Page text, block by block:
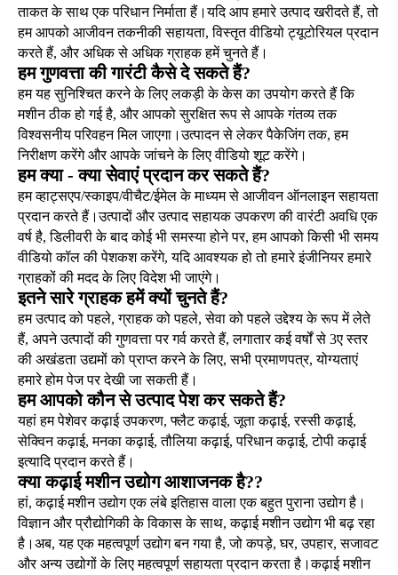
ताकत के साथ एक परिधान निर्माता हैं।यदि आप हमारे उत्पाद खरीदते हैं, तो
हम आपको आजीवन तकनीकी सहायता, विस्तृत वीडियो ट्यूटोरियल प्रदान
करते हैं, और अधिक से अधिक ग्राहक हमें चुनते हैं।
हम गुणवत्ता की गारंटी कैसे दे सकते हैं?
हम यह सुनिश्चित करने के लिए लकड़ी के केस का उपयोग करते हैं कि
मशीन ठीक हो गई है, और आपको सुरक्षित रूप से आपके गंतव्य तक
विश्वसनीय परिवहन मिल जाएगा।उत्पादन से लेकर पैकेजिंग तक, हम
निरीक्षण करेंगे और आपके जांचने के लिए वीडियो शूट करेंगे।
हम क्या - क्या सेवाएं प्रदान कर सकते हैं?
हम व्हाट्सएप/स्काइप/वीचैट/ईमेल के माध्यम से आजीवन ऑनलाइन सहायता
प्रदान करते हैं।उत्पादों और उत्पाद सहायक उपकरण की वारंटी अवधि एक
वर्ष है, डिलीवरी के बाद कोई भी समस्या होने पर, हम आपको किसी भी समय
वीडियो कॉल की पेशकश करेंगे, यदि आवश्यक हो तो हमारे इंजीनियर हमारे
ग्राहकों की मदद के लिए विदेश भी जाएंगे।
इतने सारे ग्राहक हमें क्यों चुनते हैं?
हम उत्पाद को पहले, ग्राहक को पहले, सेवा को पहले उद्देश्य के रूप में लेते
हैं, अपने उत्पादों की गुणवत्ता पर गर्व करते हैं, लगातार कई वर्षों से 3ए स्तर
की अखंडता उद्यमों को प्राप्त करने के लिए, सभी प्रमाणपत्र, योग्यताएं
हमारे होम पेज पर देखी जा सकती हैं।
हम आपको कौन से उत्पाद पेश कर सकते हैं?
यहां हम पेशेवर कढ़ाई उपकरण, फ्लैट कढ़ाई, जूता कढ़ाई, रस्सी कढ़ाई,
सेक्विन कढ़ाई, मनका कढ़ाई, तौलिया कढ़ाई, परिधान कढ़ाई, टोपी कढ़ाई
इत्यादि प्रदान करते हैं।
क्या कढ़ाई मशीन उद्योग आशाजनक है??
हां, कढ़ाई मशीन उद्योग एक लंबे इतिहास वाला एक बहुत पुराना उद्योग है।
विज्ञान और प्रौद्योगिकी के विकास के साथ, कढ़ाई मशीन उद्योग भी बढ़ रहा
है।अब, यह एक महत्वपूर्ण उद्योग बन गया है, जो कपड़े, घर, उपहार, सजावट
और अन्य उद्योगों के लिए महत्वपूर्ण सहायता प्रदान करता है।कढ़ाई मशीन